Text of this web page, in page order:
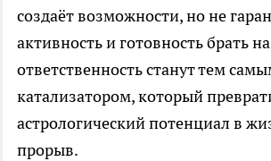
создаёт возможности, но не
активность и готовность брать
ответственность станут тем
катализатором, который
астрологический потенциал в
прорыв.